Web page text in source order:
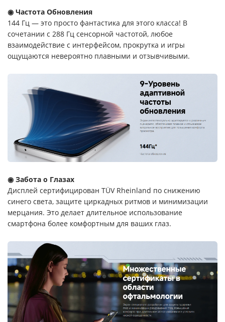
◉ Частота Обновления
144 Гц — это просто фантастика для этого класса! В
сочетании с 288 Гц сенсорной частотой, любое
взаимодействие с интерфейсом, прокрутка и игры
ощущаются невероятно плавными и отзывчивыми.
◉ Забота о Глазах
Дисплей сертифицирован TÜV Rheinland по снижению
синего света, защите циркадных ритмов и минимизации
мерцания. Это делает длительное использование
смартфона более комфортным для ваших глаз.